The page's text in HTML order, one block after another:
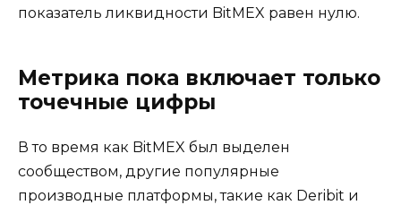
показатель ликвидности BitMEX равен нулю.
Метрика пока включает только
точечные цифры
В то время как BitMEX был выделен
сообществом, другие популярные
производные платформы, такие как Deribit и